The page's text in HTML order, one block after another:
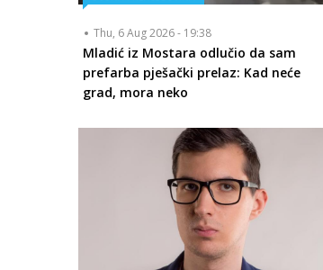
Thu, 6 Aug 2026 - 19:38
Mladić iz Mostara odlučio da sam
prefarba pješački prelaz: Kad neće
grad, mora neko